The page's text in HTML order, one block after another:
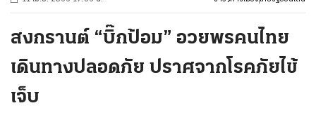
สงกรานต์ “บิ๊กป้อม” อวยพรคนไทย
เดินทางปลอดภัย ปราศจากโรคภัยไข้
เจ็บ